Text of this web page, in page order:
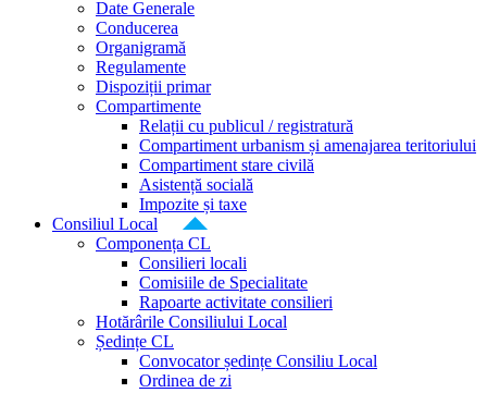
Date Generale
Conducerea
Organigramă
Regulamente
Dispoziții primar
Compartimente
Relații cu publicul / registratură
Compartiment urbanism și amenajarea teritoriului
Compartiment stare civilă
Asistență socială
Impozite și taxe
Consiliul Local
Componența CL
Consilieri locali
Comisiile de Specialitate
Rapoarte activitate consilieri
Hotărârile Consiliului Local
Ședințe CL
Convocator ședințe Consiliu Local
Ordinea de zi